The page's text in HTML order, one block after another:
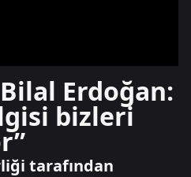
Erdoğan:
bizleri
tarafından